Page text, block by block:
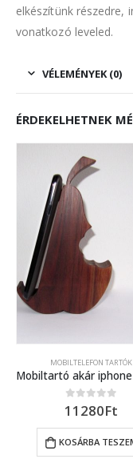
elkészítünk részedre,
vonatkozó leveled.
VÉLEMÉNYEK (0)
ÉRDEKELHETNEK
MOBILTELEFON TARTÓK
0 out of 5
11280Ft
KOSÁRBA